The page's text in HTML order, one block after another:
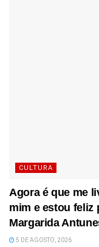
CULTURA
Agora é que me
mim e estou feliz
Margarida
5 DE AGOSTO, 2026